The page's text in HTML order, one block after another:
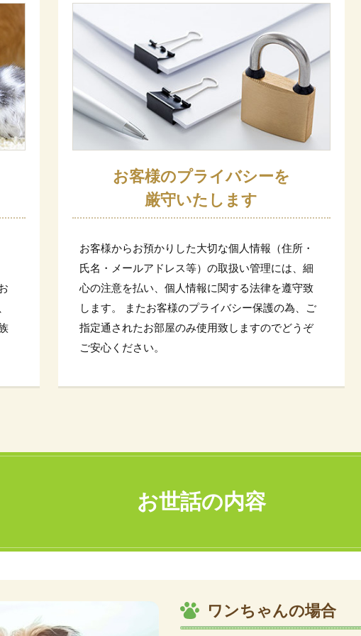
お客様のプライバシーを
厳守いたします
お客様からお預かりした大切な個人情報（住所・
氏名・メールアドレス等）の取扱い管理には、細
心の注意を払い、個人情報に関する法律を遵守致
します。 またお客様のプライバシー保護の為、ご
指定通されたお部屋のみ使用致しますのでどうぞ
ご安心ください。
お世話の内容
ワンちゃんの場合